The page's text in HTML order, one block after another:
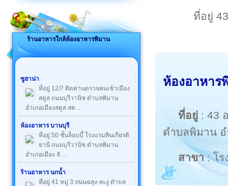
ร้านอาหารใกล้ห้องอาหารพิมาน
ซูฮาน่า
ที่อยู่ 12/7 ติดด่านตรวจคนเข้าเมือง
สตูล ถนนบุรีวานิช ตำบลพิมาน
อำเภอเมืองสตูล สต ...
ห้องอาหาร บานบุรี
ที่อยู่ 50 ชั้นล็อบบี้ โรงแรมสินเกียรติ
ธานี ถนนบุรีวานิช ตำบลพิมาน
อำเภอเมือง จั ...
ร้านอาหาร นกน้ำ
ที่อยู่ 41 หมู่ 3 ถนนฉลุง-ละงู ตำบล
ที่อยู่
ห้องอาหาร
ที่อยู่ : 43
ตำบลพิมาน
สาขา: โร